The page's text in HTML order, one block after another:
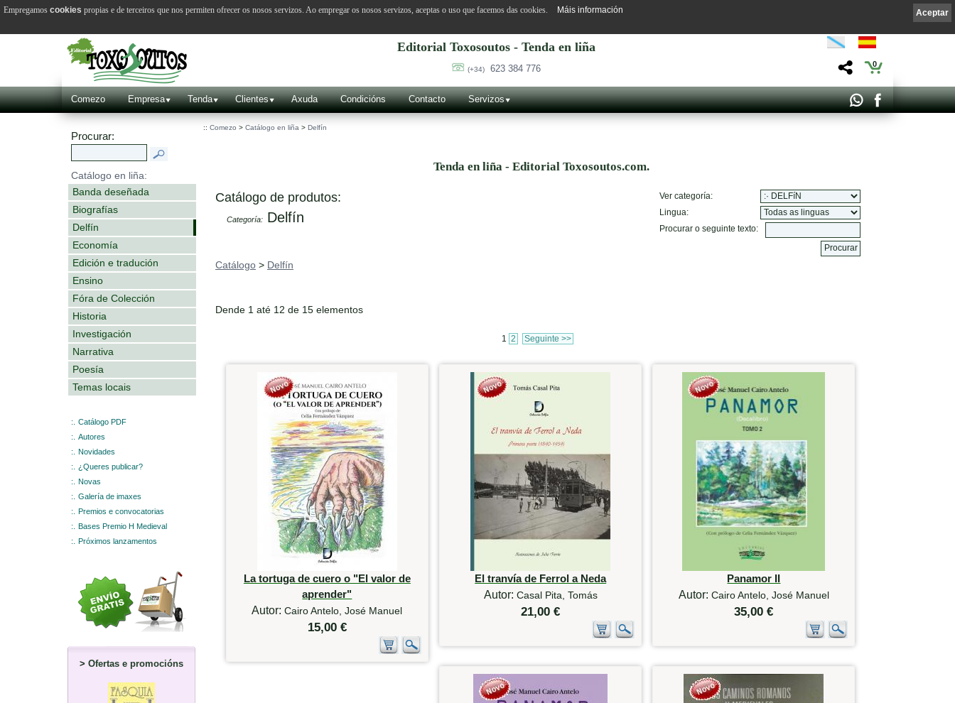
Editorial Toxosoutos - Tenda en liña
(+34) 623 384 776 0
Comezo Empresa Tenda Clientes Axuda Condicións Contacto Servizos
Procurar:
Catálogo en liña:
Banda deseñada
Biografías
Delfín
Economía
Edición e tradución
Ensino
Fóra de Colección
Historia
Investigación
Narrativa
Poesía
Temas locais
:.
Catálogo PDF
:.
Autores
:.
Novidades
:.
¿Queres publicar?
:.
Novas
:.
Galería de imaxes
:.
Premios e convocatorias
:.
Bases Premio H Medieval
:.
Próximos lanzamentos
> Ofertas e promocións
:: Comezo > Catálogo en liña > Delfín
Tenda en liña - Editorial Toxosoutos.com.
Catálogo de produtos:
Categoría: Delfín
Ver categoría:
Lingua:
Procurar o seguinte texto:
Catálogo > Delfín
Dende 1 até 12 de 15 elementos
1 2 Seguinte >>
La tortuga de cuero o "El valor de
aprender"
Autor:Cairo Antelo, José Manuel
15,00 €
El tranvía de Ferrol a Neda
Autor: Casal Pita, Tomás
21,00 €
Panamor II
Autor: Cairo Antelo, José Manuel
35,00 €
Aceptar
Empregamos cookies propias e de terceiros que nos permiten ofrecer os nosos servizos. Ao empregar os nosos servizos, aceptas o uso que facemos das cookies. Máis información